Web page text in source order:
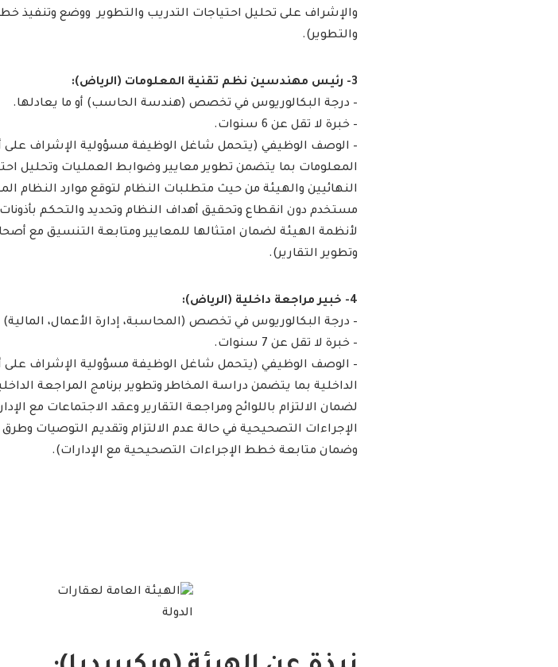
والإشراف على تحليل احتياجات التدريب والتطوير ووضع وتنفيذ
والتطوير).
3- رئيس مهندسين نظم تقنية المعلومات (الرياض):
– درجة البكالوريوس في تخصص (هندسة الحاسب) أو ما يعادلها.
– خبرة لا تقل عن 6 سنوات.
– الوصف الوظيفي (يتحمل شاغل الوظيفة مسؤولية الإشراف
المعلومات بما يتضمن تطوير معايير وضوابط العمليات وتحليل
النهائيين والهيئة من حيث متطلبات النظام لتوقع موارد النظام
مستخدم دون انقطاع وتحقيق أهداف النظام وتحديد والتحكم
لأنظمة الهيئة لضمان امتثالها للمعايير ومتابعة التنسيق مع
وتطوير التقارير).
4- خبير مراجعة داخلية (الرياض):
– درجة البكالوريوس في تخصص (المحاسبة، إدارة الأعمال، المالية)
– خبرة لا تقل عن 7 سنوات.
– الوصف الوظيفي (يتحمل شاغل الوظيفة مسؤولية الإشراف على
الداخلية بما يتضمن دراسة المخاطر وتطوير برنامج المراجعة
لضمان الالتزام باللوائح ومراجعة التقارير وعقد الاجتماعات مع
الإجراءات التصحيحية في حالة عدم الالتزام وتقديم التوصيات
وضمان متابعة خطط الإجراءات التصحيحية مع الإدارات).